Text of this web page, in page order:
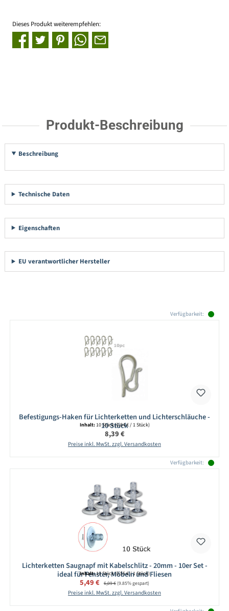
Dieses Produkt weiterempfehlen:
Produkt-Beschreibung
Beschreibung
Technische Daten
Eigenschaften
EU verantwortlicher Hersteller
Verfügbarkeit:
Befestigungs-Haken für Lichterketten und Lichterschläuche -
10 Stück
Inhalt:10 Stück(0,84 € / 1 Stück)
Regulärer Preis:
8,39 €
Preise inkl. MwSt. zzgl. Versandkosten
Verfügbarkeit:
Lichterketten Saugnapf mit Kabelschlitz - 20mm - 10er Set -
ideal für Fenster, Möbeln und Fliesen
Inhalt:10 Stück(0,55 € / 1 Stück)
Verkaufspreis:
5,49 € Regulärer Preis:
6,09 €(9.85% gespart)
Preise inkl. MwSt. zzgl. Versandkosten